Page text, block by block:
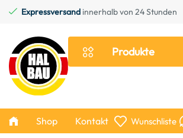
Expressversand innerhalb von 24 Stunden
Produkte
Shop Kontakt Wunschliste